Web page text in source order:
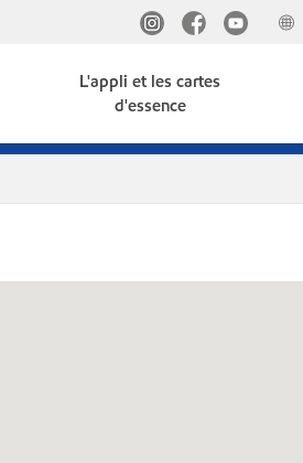
L'appli et les cartes
d'essence